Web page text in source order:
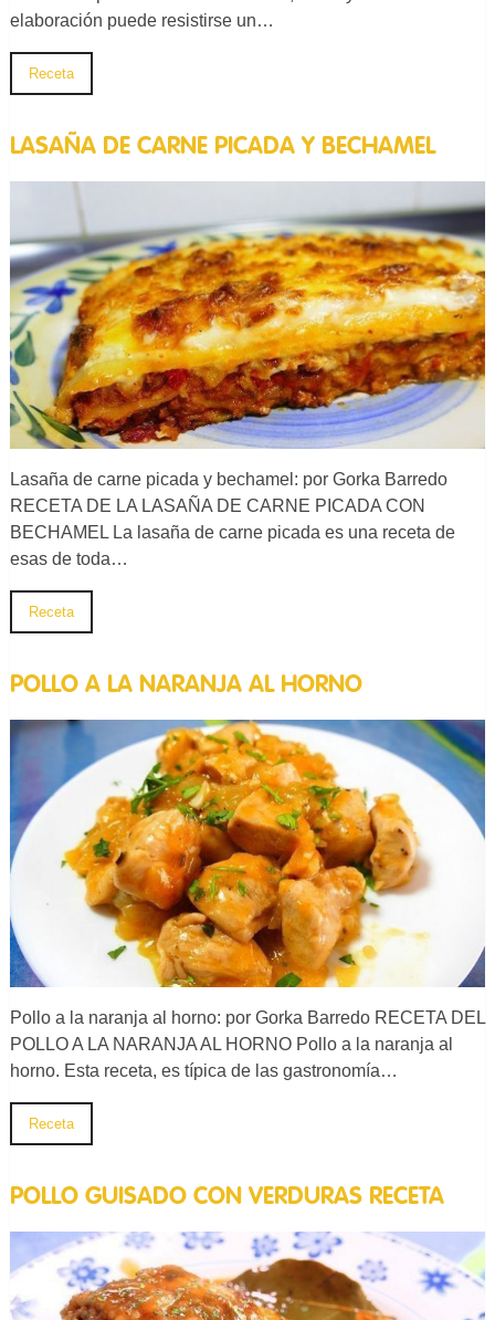
elaboración puede resistirse un…
Receta
LASAÑA DE CARNE PICADA Y BECHAMEL
Lasaña de carne picada y bechamel: por Gorka Barredo
RECETA DE LA LASAÑA DE CARNE PICADA CON
BECHAMEL La lasaña de carne picada es una receta de
esas de toda…
Receta
POLLO A LA NARANJA AL HORNO
Pollo a la naranja al horno: por Gorka Barredo RECETA DEL
POLLO A LA NARANJA AL HORNO Pollo a la naranja al
horno. Esta receta, es típica de las gastronomía…
Receta
POLLO GUISADO CON VERDURAS RECETA